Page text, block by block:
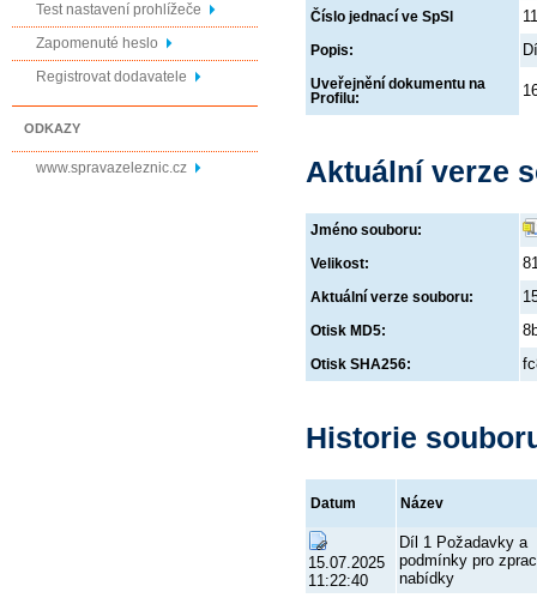
Test nastavení prohlížeče
Zapomenuté heslo
Registrovat dodavatele
ODKAZY
www.spravazeleznic.cz
Číslo jednací ve SpSl
Popis:
Uveřejnění dokumentu na
Profilu:
Aktuální verze
Jméno souboru:
Velikost:
Aktuální verze souboru:
Otisk MD5:
Otisk SHA256:
Historie
Datum Název
15.07.2025
11:22:40
Díl 1 Požadavky a
podmínky pro
nabídky